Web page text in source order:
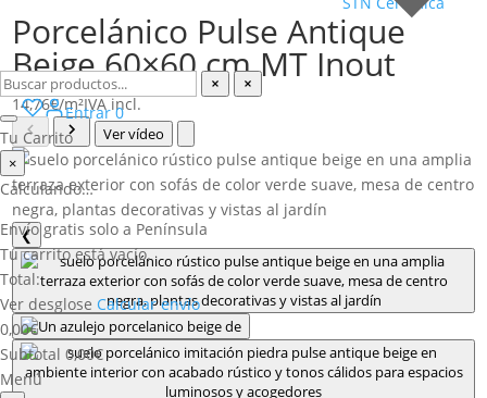
Entrar 0
Tu Carrito
×
Calculando…
Envío gratis solo a Península
Tu carrito está vacío.
Total:
Ver desglose Calcular envío
0,00€
Subtotal 0,00€
Menú
Porcelánico Pulse Antique
Beige 60×60 cm MT Inout
14,76€/m²IVA incl.
Ver vídeo
❮